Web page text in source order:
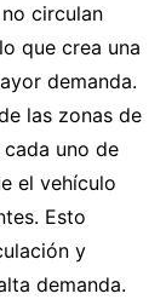
circulan
que crea una
demanda.
las zonas de
uno de
el vehículo
Esto
y
demanda.